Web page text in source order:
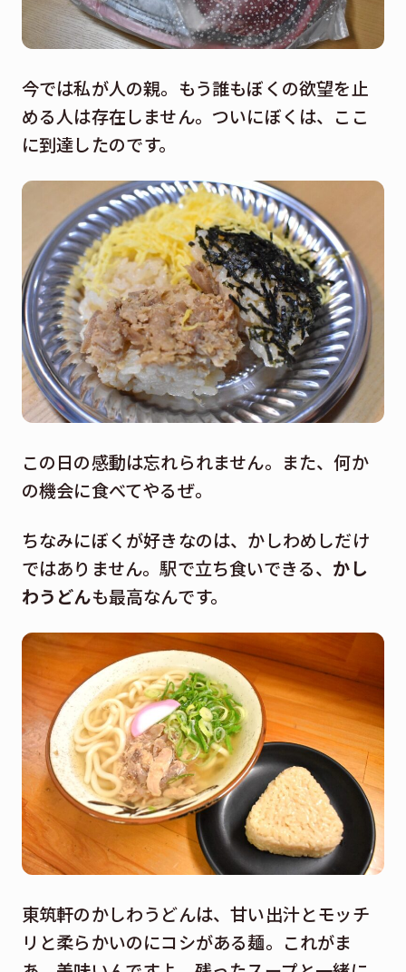
今では私が人の親。もう誰もぼくの欲望を止
める人は存在しません。ついにぼくは、ここ
に到達したのです。
この日の感動は忘れられません。また、何か
の機会に食べてやるぜ。
ちなみにぼくが好きなのは、かしわめしだけ
ではありません。駅で立ち食いできる、 かし
わうどんも最高なんです。
東筑軒のかしわうどんは、甘い出汁とモッチ
リと柔らかいのにコシがある麺。これがま